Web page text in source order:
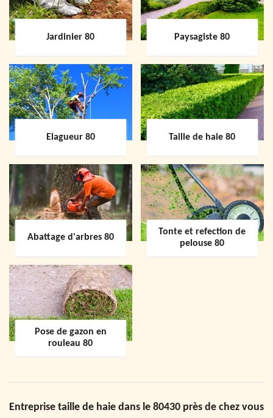
Jardinier 80 Paysagiste 80
Elagueur 80 Taille de haie 80
Abattage d'arbres 80
Tonte et refection de
pelouse 80
Pose de gazon en
rouleau 80
Entreprise taille de haie dans le 80430 près de chez vous